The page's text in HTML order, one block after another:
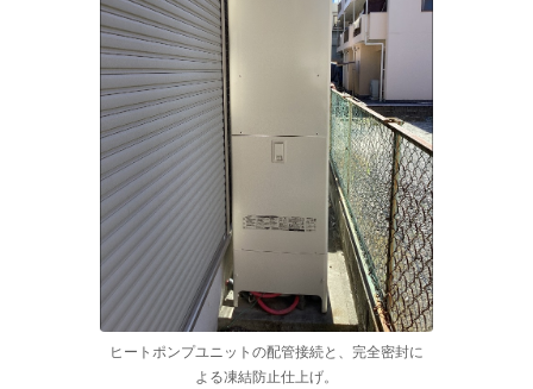
ヒートポンプユニットの配管接続と、完全密封に
よる凍結防止仕上げ。